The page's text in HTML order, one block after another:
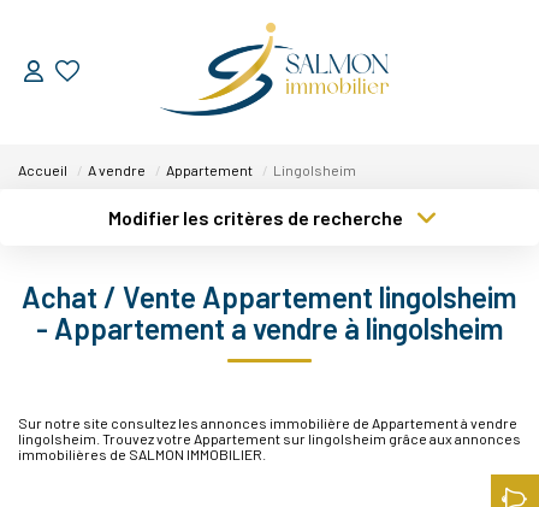
ESTIMER
Nos Réussites
LOUER
Accueil A vendre Appartement Lingolsheim
Modifier les critères de recherche
Sélectionnez...
Type de bien
Surface min
Créer une alerte
Achat / Vente Appartement lingolsheim
- Appartement a vendre à lingolsheim
Sur notre site consultez les annonces immobilière de Appartement à vendre
lingolsheim. Trouvez votre Appartement sur lingolsheim grâce aux annonces
immobilières de SALMON IMMOBILIER.